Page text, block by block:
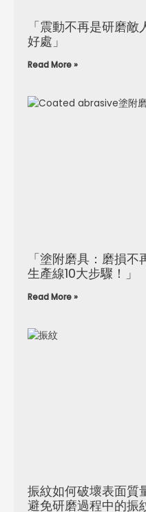
「震動不再是研磨
好處」
Read More »
「塗附磨具：磨損
生產線10大步驟！」
Read More »
振紋如何破壞表面質
避免研磨過程中的振